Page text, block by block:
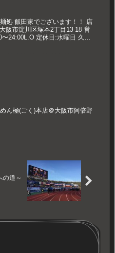
処 飯田家でございます！！ 店
阪市淀川区塚本2丁目13-18 営
24:00L.O 定休日:水曜日 久世
ん極(ごく)本店＠大阪市阿倍野
の道～